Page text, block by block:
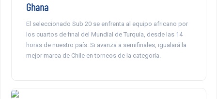
Ghana
El seleccionado Sub 20 se enfrenta al equipo africano por
los cuartos de final del Mundial de Turquía, desde las 14
horas de nuestro país. Si avanza a semifinales, igualará la
mejor marca de Chile en torneos de la categoría.